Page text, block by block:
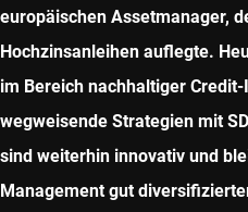
europäischen Assetmanager,
Hochzinsanleihen auflegte.
im Bereich nachhaltiger
wegweisende Strategien mit
sind weiterhin innovativ und
Management gut